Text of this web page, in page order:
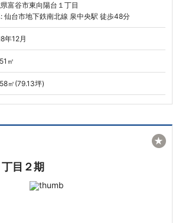
富谷市東向陽台１丁目
仙台市地下鉄南北線 泉中央駅 徒歩48分
年12月
㎡
㎡(79.13坪)
目２期
★